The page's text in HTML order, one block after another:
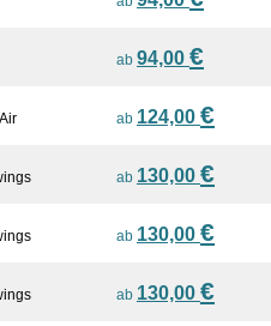
ab 94,00 €
ab 124,00 €
ab 130,00 €
ab 130,00 €
ab 130,00 €